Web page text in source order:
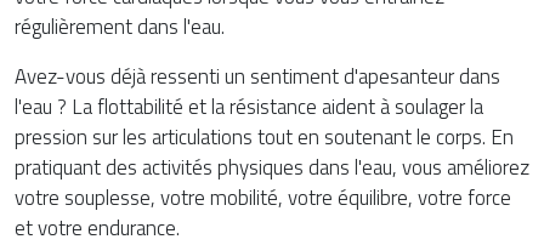
régulièrement dans l'eau.
Avez-vous déjà ressenti un sentiment d'apesanteur dans
l'eau ? La flottabilité et la résistance aident à soulager la
pression sur les articulations tout en soutenant le corps. En
pratiquant des activités physiques dans l'eau, vous améliorez
votre souplesse, votre mobilité, votre équilibre, votre force
et votre endurance.